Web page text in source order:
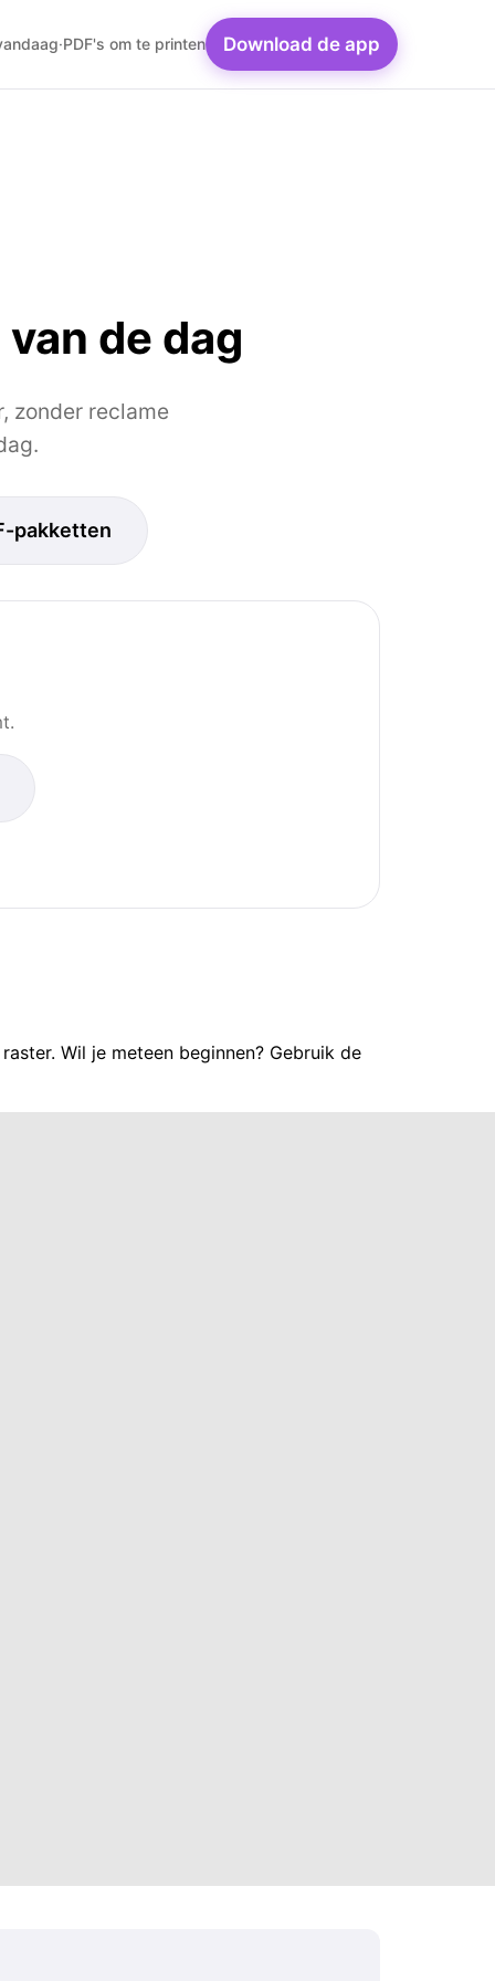
·PDF's om te printen Download de app
de dag
zonder reclame
pakketten
Wil je meteen beginnen? Gebruik de